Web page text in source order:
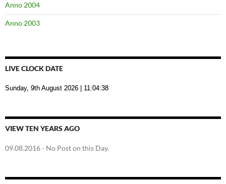
Anno 2004
Anno 2003
LIVE CLOCK DATE
Sunday, 9th August 2026 | 11:04:39
VIEW TEN YEARS AGO
09.08.2016- No Post on this Day.